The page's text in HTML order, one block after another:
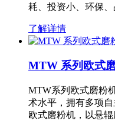
耗、投资小、环保
了解详情
MTW 系列欧式
MTW系列欧式磨粉
术水平，拥有多项
欧式磨粉机，以悬